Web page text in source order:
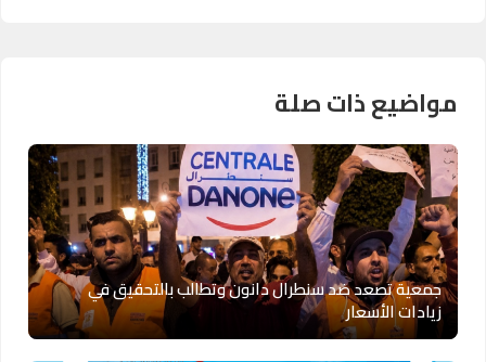
مواضيع ذات صلة
جمعية تصعد ضد سنطرال دانون وتطالب بالتحقيق في
زيادات الأسعار